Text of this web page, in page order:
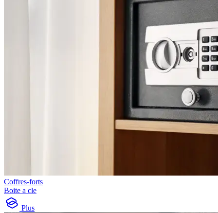
Coffres-forts
Boite a cle
Plus